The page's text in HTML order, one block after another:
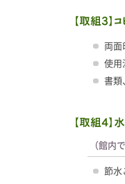
両面
使用
書類
（館内
節水